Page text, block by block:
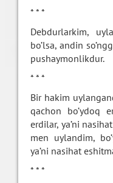
* * *
Debdurlarkim,
bo’lsa, andin
pushaymonlikdur.
* * *
Bir hakim
qachon bo’ydoq
erdilar, ya’ni
men uylandim,
ya’ni nasihat
* * *